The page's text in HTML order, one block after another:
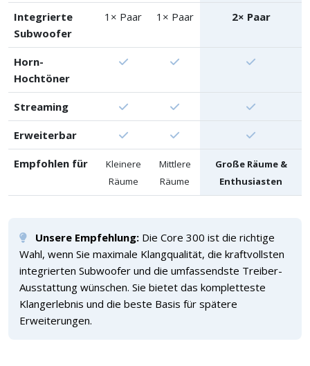
Integrierte
Subwoofer
1× Paar 1× Paar 2× Paar
Horn-
Hochtöner
Streaming
Erweiterbar
Empfohlen für
Kleinere
Räume
Mittlere
Räume
Große Räume &
Enthusiasten
Unsere Empfehlung: Die Core 300 ist die richtige
Wahl, wenn Sie maximale Klangqualität, die kraftvollsten
integrierten Subwoofer und die umfassendste Treiber-
Ausstattung wünschen. Sie bietet das kompletteste
Klangerlebnis und die beste Basis für spätere
Erweiterungen.